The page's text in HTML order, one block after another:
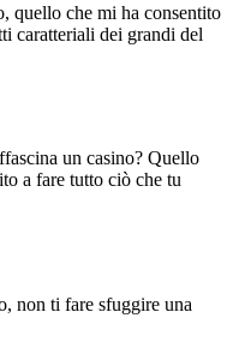
quello che mi ha consentito
caratteriali dei grandi del
un casino? Quello
a fare tutto ciò che tu
non ti fare sfuggire una